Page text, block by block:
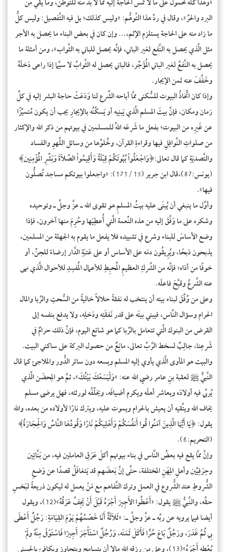
البرد والحرِّ»، وقال في ردِّ هذا التَّوهُّم: «وليس كذلك؛ بل فيه التَّفصيل: وليس كلُّ
ما زاد منه على الحاجة يستلزم الإثم،... وإن كان في بعض البناء ما يحصل به الأجر
مثل الَّذي يحصل به النَّفع لغير الباني، فإنَّه يحصل للباني به الثَّواب»، ومن أمثلة ما
يحصل به النَّفعُ لغير الباني المُؤَجِّر، فالباني يحصل له الثَّوابُ لا سيَّما إذا راعى دَخلَهُ
وخَفَّفَ عنه ثمن الإيجار.
وإذا كان اتِّخاذُ البيوت للسُّكنى ممَّا أباحه الشَّرع لنا وَدَعَتْ حاجة البشر إليه في كلِّ
زمان ومكان، فإنَّ بيتَ المسلم الَّذي يَبنِيه أو يَسكُنُه بالإيجارِ يجب أن يكون مُتميِّزًا
عن غَيرِه من البيوت؛ بفعل ما شَرعَه اللهُ للمسلمين في بيوتهم من ذكر الله والإكثار
من صلواتِ النَّوافِلِ فيها وقراءةِ القرآن، وخُلوِّها من وسائل اللَّهوِ والفساد
والتَّصديَةِ كما قال تعالى:﴿وَاجْعَلُواْ بُيُوتَكُمْ قِبْلَةً وَأَقِيمُواْ الصَّلاَةَ وَبَشِّرِ الْمُؤْمِنِين﴾
(يونس:87)،قال ابن جرير (15 /171): «واجعلوا بيوتكم مساجد تُصلُّون
فيها».
وأوَّل ما ينبغي أن يُبنَى عليه بيتُ المسلمِ هو تقوى الله ـ عزَّ وجلَّ ـ وتوحيده
وشكره على ما وَفَّقَ إليه من هذه النِّعمة الَّتي أُعطِيَها وحُرِمَ منها آخرون، فإذا
وضع الأساسَ للبناء وشرع في تشييده فلا يفعل ما يقوم به الجهلة من المسلمين،
يذبحون ذبحًا، ويُرِيقُون دمَه على الأساس أو على عَتبَةِ الدَّار إرضاءً للجنِّ، أو
خوفًا من أذاه؛ فإنَّه من الشِّركِ العظيمِ المُحبِطِ للأعمال المُفسِدِ للأحوال الَّذي نهى
عنه الشَّرعُ وقبَّحَ فاعلَه.
وعلى من وُفِّقَ لبناء بيته أن ينتخب له نفقةً حلالاً خاليةً من السُّحتِ والرِّبا والمال
الحرام وسؤال النَّاس، فيبني بيتَه على قدر نَفقَتِه ودَخلِه، ولا يدفع بنفسه إلى
القرض من البنوك الَّتي تتعامل بالرِّبا كما هو شائع اليوم، فإنَّ ذلك حرامٌ في
شَرعِنا، جالِبٌ لسخط الرَّبِّ تعالى، مانِعٌ من حصول البركة على ساكني البيت.
والبيت هو المأوى الَّذي يأوي إليه المسلم ويسعه دون سائر الدُّور والملاجئ كما قال
النَّبيُّ ﷺ لعقبة بنِ عامر رضي الله عنه: «وَلْيَسَعْكَ بَيْتُكَ»، ثمَّ هو المِحضَن الَّذي
يُربِّي فيه أولادَه ويعاشر أهلَه ويكرم أضيافَه، ويخلِّفُه لورثته، فهل يرضى مسلم
يخاف الله ويتَّقيه أن يعيش بالحرام ويموت عليه، ويترك نارًا لأولاده من بعده، والله
يقول: ﴿يَا أَيُّهَا الَّذِينَ آمَنُوا قُوا أَنفُسَكُمْ وَأَهْلِيكُمْ نَارًا وَقُودُهَا النَّاسُ وَالْحِجَارَةُ﴾
(التحريم:6).
وإنَّ ممَّا يقع فيه بعضُ النَّاس في بناء بيوتهم أكلَ عَرَقِ العاملين فيه، من بَنَّائِين
وحِرَفِيِّين وأهلِ المِهَنِ المختلفة، حتَّى إنَّ بَعضَهم قد يَتغافَلُ قصدًا عن وَضعِ
الشُّروطِ عند الشُّروع في العمل وترك التَّفاهم مع مَنْ يعمل له ليكون ذريعةً لبَخسِ
حقِّه، والنَّبيُّ ﷺ يقول: «أَعْطُوا الأَجِيرَ أَجْرَهُ قَبْلَ أَنْ يَجِفَّ عَرَقُهُ»(12)، ويقول
أيضا فيما يرويه عن ربِّه ـ عزَّ وجلَّ ـ: «ثَلاَثَةٌ أَنَا خَصْمُهُمْ يَوْمَ القِيَامَةِ: رَجُلٌ أَعْطَى
بِي ثُمَّ غَدَرَ، ورَجُلٌ بَاعَ حُرًّا فَأَكَلَ ثَمَنَه، وَرُجُلٌ اسْتَأْجَرَ أَجِيرًا فَاسْتَوْفَى مِنْهُ ولَمْ